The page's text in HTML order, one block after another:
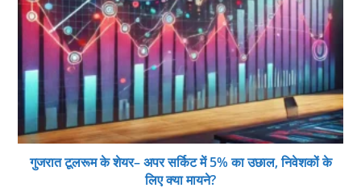
गुजरात टूलरूम के शेयर– अपर सर्किट में 5% का उछाल, निवेशकों के
लिए क्या मायने?